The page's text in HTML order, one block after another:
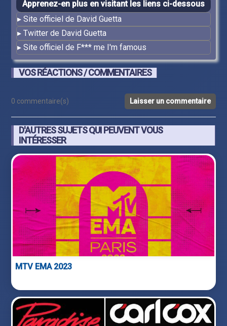
Apprenez-en plus en visitant les liens ci-dessous
Site officiel de David Guetta
Twitter de David Guetta
Site officiel de F*** me I'm famous
VOS RÉACTIONS / COMMENTAIRES
0 commentaire(s) Laisser un commentaire
D'AUTRES SUJETS QUI PEUVENT VOUS
INTÉRESSER
MTV EMA 2023